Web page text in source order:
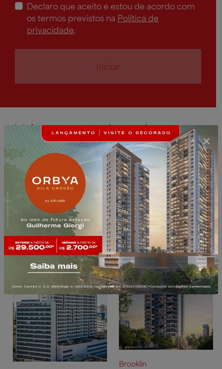
Declaro que aceito e estou de acordo com
os termos previstos na Política de
privacidade.
Iniciar
Veja outros produtos do
Diálogo Mall:
Pronto para morar ou
investir
Pronto para investir
Brooklin